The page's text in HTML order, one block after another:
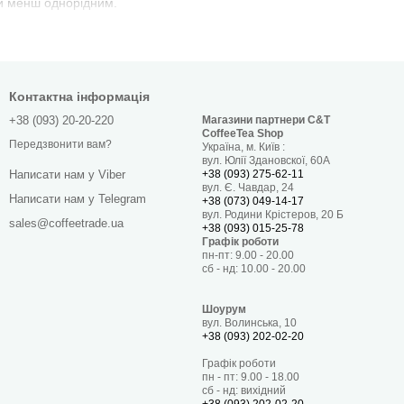
та ін. Рекомендується вивчити відгуки про різні моделі,
підтримку.
моделі. Встановлення межі вартості може допомогти
потужність, наявність налаштувань таймера або
Широкий асортимент моделей дозволить підібрати
описи пристроїв та реальні фото. Купити кавомолку
в Луцьку на яку вам сподобається, можна онлайн в будь-
у приготуванні кави, а також бюджету.
Контактна інформація
+38 (093) 20-20-220
Передзвонити вам?
Написати нам у Viber
Написати нам у Telegram
sales@coffeetrade.ua
Магазини партнери C&T
CoffeeTea Shop
Україна, м. Київ :
вул. Юлії Здановскої, 60А
+38 (093) 275-62-11
вул. Є. Чавдар, 24
+38 (073) 049-14-17
вул. Родини Крістеров, 20 Б
+38 (093) 015-25-78
Графік роботи
пн-пт: 9.00 - 20.00
сб - нд: 10.00 - 20.00
Шоурум
вул. Волинська, 10
+38 (093) 202-02-20
Графік роботи
пн - пт: 9.00 - 18.00
сб - нд: вихідний